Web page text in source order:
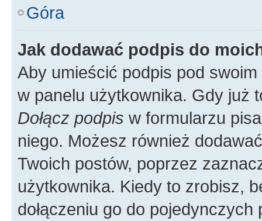
Góra
Jak dodawać podpis do
Aby umieścić podpis pod
w panelu użytkownika. Gdy już
Dołącz podpis w formularzu
niego. Możesz również
Twoich postów, poprzez
użytkownika. Kiedy to zrobisz,
dołączeniu go do